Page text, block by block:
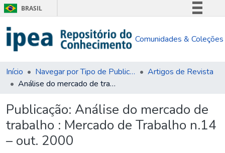
BRASIL
Comunica BR
Acesso à informação
Comunidades & Coleções
Início Navegar por Tipo de Publicação
Artigos de Revista
Análise do mercado de trabalho : Mercado de Trabalho n.14 – out. 2000
Publicação: Análise do mercado de
trabalho : Mercado de Trabalho n.14
– out. 2000